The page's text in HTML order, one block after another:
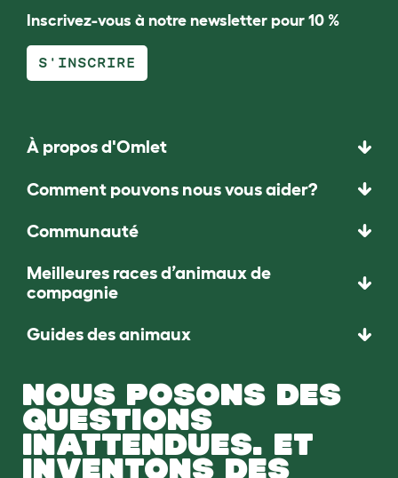
Inscrivez-vous à notre newsletter pour 10 %
S'INSCRIRE
À propos d'Omlet
Comment pouvons nous vous aider?
Communauté
Meilleures races d’animaux de
compagnie
Guides des animaux
NOUS POSONS DES
QUESTIONS
INATTENDUES. ET
INVENTONS DES